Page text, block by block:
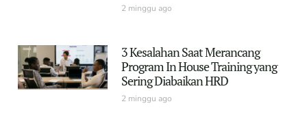
2 minggu ago
3 Kesalahan Saat Merancang
Program In House Training yang
Sering Diabaikan HRD
2 minggu ago